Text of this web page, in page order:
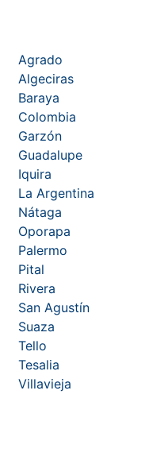
Agrado
Algeciras
Baraya
Colombia
Garzón
Guadalupe
Iquira
La Argentina
Nátaga
Oporapa
Palermo
Pital
Rivera
San Agustín
Suaza
Tello
Tesalia
Villavieja